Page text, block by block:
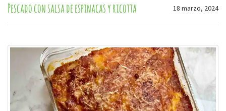
Pescado con salsa de espinacas y ricotta 18 marzo, 2024